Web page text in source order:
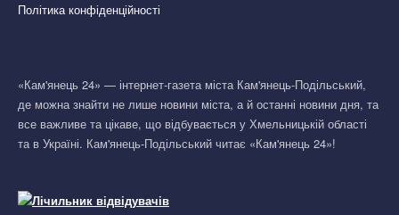
Політика конфіденційності
«Кам'янець 24» — інтернет-газета міста Кам'янець-Подільський,
де можна знайти не лише новини міста, а й останні новини дня, та
все важливе та цікаве, що відбувається у Хмельницькій області
та в Україні. Кам'янець-Подільський читає «Кам'янець 24»!